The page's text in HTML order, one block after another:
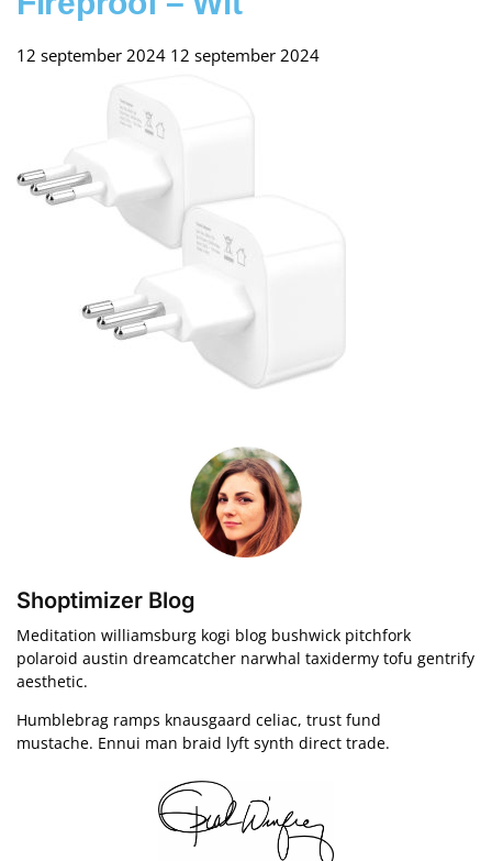
12 september 2024 12 september 2024
Shoptimizer Blog
Meditation williamsburg kogi blog bushwick pitchfork
polaroid austin dreamcatcher narwhal taxidermy tofu gentrify
aesthetic.
Humblebrag ramps knausgaard celiac, trust fund
mustache. Ennui man braid lyft synth direct trade.